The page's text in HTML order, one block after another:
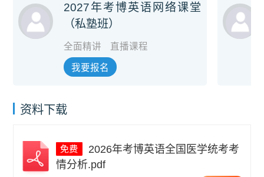
2027年考博英语网络课堂
（私塾班）
全面精讲 直播课程
我要报名
资料下载
情分析.pdf